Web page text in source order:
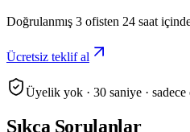
Doğrulanmış 3 ofisten 24 saat
Ücretsiz teklif al
Üyelik yok · 30 saniye · sadece
Sıkça Sorulanlar